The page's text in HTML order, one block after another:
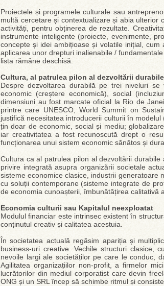
Proiectele și programele culturale sau
multă cercetare și contextualizare și abia ulterior
activități, pentru obținerea de rezultate.
instrumente inteligente (proiecte, evenimente,
concepte și idei ambițioase și volatile inițial,
aplicarea unor drepturi inalienabile /
lista rămâne deschisă.
Cultura, al patrulea pilon al dezvoltării
Despre dezvoltarea durabilă pe trei niveluri
economic (creștere economică), social
dimensiuni au fost marcate oficial la Rio de
printre care UNESCO, World Summit on
justifică necesitatea introducerii culturii în
țin doar de economic, social și mediu;
iar creativitatea a fost recunoscută drept o
funcționarea unui sistem economic sănătos și
Cultura ca al patrulea pilon al dezvoltării
privire integrată asupra organizării societale
sisteme economice clasice, industrii generatoare
cu soluții contemporane (sisteme integrate de
de economia cunoașterii, îmbunătățirea calitativă
Economia culturii sau Kapitalul neexploatat
Modulul financiar este intrinsec existent în
conținutul creativ și calitatea acestuia.
În societatea actuală regăsim apariția și
business-uri creative. Vechile structuri clasice,
nevoile largi ale societăților pe care le conduc,
Agilitatea organizațiilor non-profit, a firmelor
lucrătorilor din mediul corporatist care devin
ONG și un SRL încep să schimbe ritmul și